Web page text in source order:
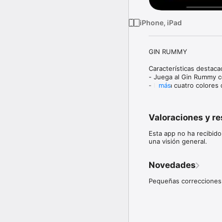
iPhone, iPad
GIN RUMMY
Características
- Juega al Gin Rummy
- Baraja cuatro
- Records: Manos,
- Permite grabar y
- Permite jugar en
Juego:
- En el Gin Rummy
- El juego se
más
Valoraciones y
Esta app no ha
una visión general.
Novedades
Pequeñas